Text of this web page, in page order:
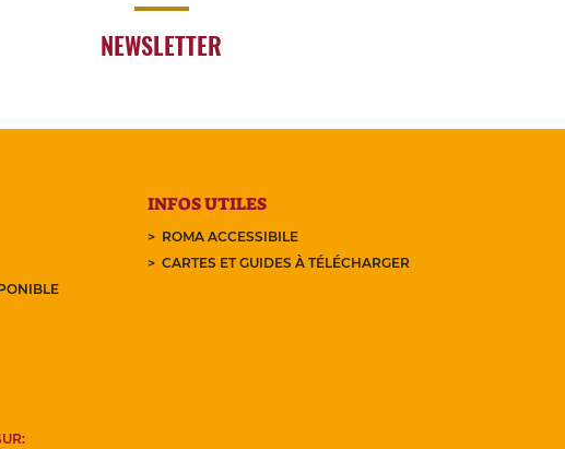
NEWSLETTER
INFOS UTILES
ROMA ACCESSIBILE
CARTES ET GUIDES À TÉLÉCHARGER